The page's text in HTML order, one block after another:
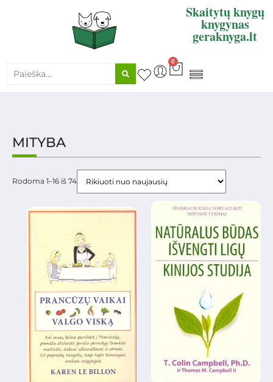
Skaitytų knygų
knygynas
geraknyga.lt
0
MITYBA
Rodoma 1–16 iš 74